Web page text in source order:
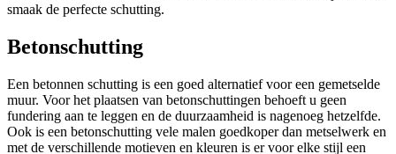
smaak de perfecte schutting.
Betonschutting
Een betonnen schutting is een goed alternatief voor een gemetselde
muur. Voor het plaatsen van betonschuttingen behoeft u geen
fundering aan te leggen en de duurzaamheid is nagenoeg hetzelfde.
Ook is een betonschutting vele malen goedkoper dan metselwerk en
met de verschillende motieven en kleuren is er voor elke stijl een